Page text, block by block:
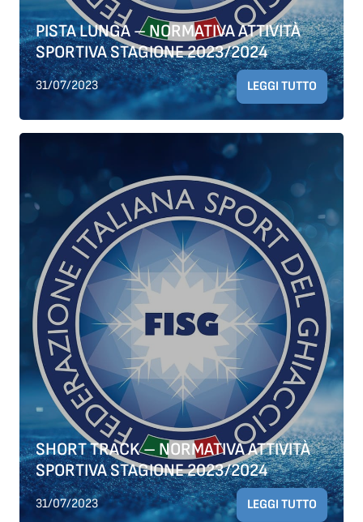
PISTA LUNGA – NORMATIVA ATTIVITÀ
SPORTIVA STAGIONE 2023/2024
31/07/2023 LEGGI TUTTO
SHORT TRACK – NORMATIVA ATTIVITÀ
SPORTIVA STAGIONE 2023/2024
31/07/2023 LEGGI TUTTO